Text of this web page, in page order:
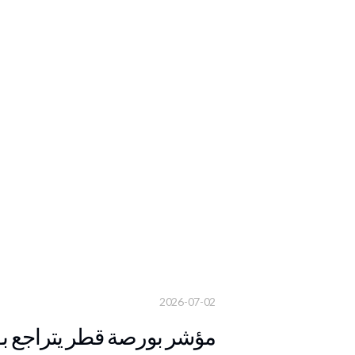
2026-07-02
مؤشر بورصة قطر يتراجع بـ 0.11 بالمئة في مستهل